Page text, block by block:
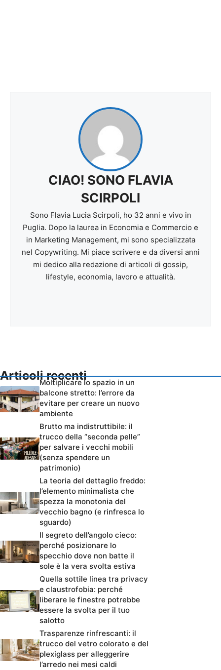
CIAO! SONO FLAVIA
SCIRPOLI
Sono Flavia Lucia Scirpoli, ho 32 anni e vivo in
Puglia. Dopo la laurea in Economia e Commercio e
in Marketing Management, mi sono specializzata
nel Copywriting. Mi piace scrivere e da diversi anni
mi dedico alla redazione di articoli di gossip,
lifestyle, economia, lavoro e attualità.
Articoli recenti
Moltiplicare lo spazio in un
balcone stretto: l’errore da
evitare per creare un nuovo
ambiente
Brutto ma indistruttibile: il
trucco della “seconda pelle”
per salvare i vecchi mobili
(senza spendere un
patrimonio)
La teoria del dettaglio freddo:
l’elemento minimalista che
spezza la monotonia del
vecchio bagno (e rinfresca lo
sguardo)
Il segreto dell’angolo cieco:
perché posizionare lo
specchio dove non batte il
sole è la vera svolta estiva
Quella sottile linea tra privacy
e claustrofobia: perché
liberare le finestre potrebbe
essere la svolta per il tuo
salotto
Trasparenze rinfrescanti: il
trucco del vetro colorato e del
plexiglass per alleggerire
l’arredo nei mesi caldi